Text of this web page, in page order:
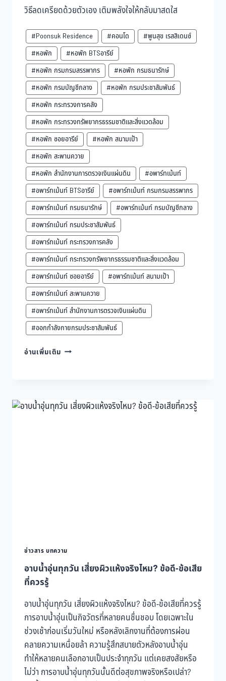
วิธีลดเครียดด้วยตัวเอง เติมพลังใจให้กลับมาสดใส
#Poonsuk Residence #คอนโด
#พูนสุข เรสสิเดนซ์
#หอพัก
#หอพัก BTSอารีย์
#หอพัก กรมกรมสรรพากร
#หอพัก กรมธนารักษ์
#หอพัก กรมบัญชีกลาง
#หอพัก กรมประชาสัมพันธ์
#หอพัก กระทรวงการคลัง
#หอพัก กระทรวงทรัพยากรธรรมชาติและสิ่งแวดล้อม
#หอพัก ซอยอารีย์
#หอพัก สนามเป้า
#หอพัก สะพานควาย
#หอพัก สำนักงานการตรวจเงินแผ่นดิน
#อพาร์ทเม้นท์
#อพาร์ทเม้นท์ BTSอารีย์
#อพาร์ทเม้นท์ กรมกรมสรรพากร
#อพาร์ทเม้นท์ กรมธนารักษ์
#อพาร์ทเม้นท์ กรมบัญชีกลาง
#อพาร์ทเม้นท์ กรมประชาสัมพันธ์
#อพาร์ทเม้นท์ กระทรวงการคลัง
#อพาร์ทเม้นท์ กระทรวงทรัพยากรธรรมชาติและสิ่งแวดล้อม
#อพาร์ทเม้นท์ ซอยอารีย์
#อพาร์ทเม้นท์ สนามเป้า
#อพาร์ทเม้นท์ สะพานควาย
#อพาร์ทเม้นท์ สำนักงานการตรวจเงินแผ่นดิน
#ออกกำลังกายกรมประชาสัมพันธ์
อ่านเพิ่มเติม วิธี
เอง
ข่าวสาร บทความ
อาบน้ำอุ่นทุกวัน เสี่ยงผิวแห้งจริงไหม? ข้อดี-ข้อเสีย
ที่ควรรู้
อาบน้ำอุ่นทุกวัน เสี่ยงผิวแห้งจริงไหม? ข้อดี-ข้อเสียที่ควรรู้
การอาบน้ำอุ่นเป็นกิจวัตรที่หลายคนชื่นชอบ โดยเฉพาะใน
ช่วงเช้าก่อนเริ่มวันใหม่ หรือหลังเลิกงานที่ต้องการผ่อน
คลายความเหนื่อยล้า ความรู้สึกสบายตัวหลังอาบน้ำอุ่น
ทำให้หลายคนเลือกอาบเป็นประจำทุกวัน แต่เคยสงสัยหรือ
ไม่ว่า การอาบน้ำอุ่นทุกวันนั้นดีต่อสุขภาพจริงหรือเปล่า?